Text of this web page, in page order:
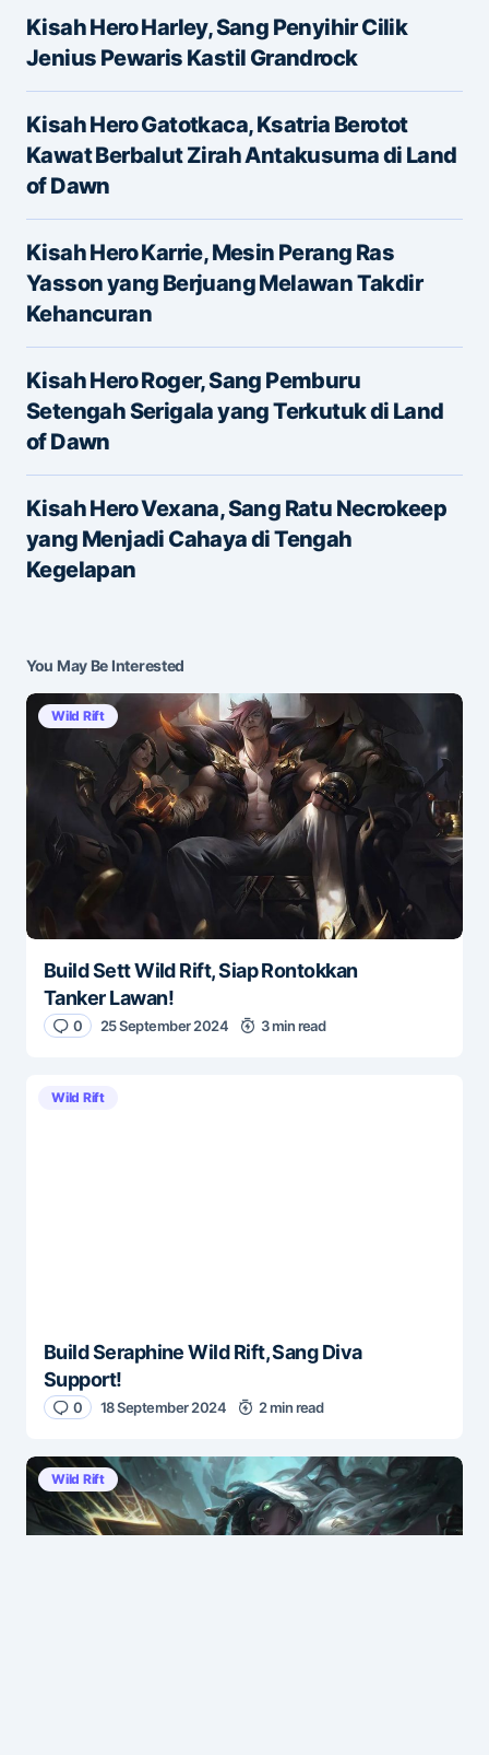
Alamat email Anda tidak akan dipublikasikan.
Ruas yang wajib ditandai*
Message*
E-mail
Save my name and e-mail in this browser for the
next time I comment.
Kisah Hero Harley, Sang Penyihir Cilik
Jenius Pewaris Kastil Grandrock
Kisah Hero Gatotkaca, Ksatria Berotot
Kawat Berbalut Zirah Antakusuma di Land
of Dawn
Kisah Hero Karrie, Mesin Perang Ras
Yasson yang Berjuang Melawan Takdir
Kehancuran
Kisah Hero Roger, Sang Pemburu
Setengah Serigala yang Terkutuk di Land
of Dawn
Kisah Hero Vexana, Sang Ratu Necrokeep
yang Menjadi Cahaya di Tengah
Kegelapan
You May Be Interested
Wild Rift
Build Sett Wild Rift, Siap Rontokkan
Tanker Lawan!
0 25 September 2024 3 min read
Wild Rift
Build Seraphine Wild Rift, Sang Diva
Support!
0 18 September 2024 2 min read
Wild Rift